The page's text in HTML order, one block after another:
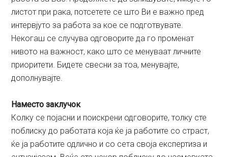
листот при рака, потсетете се што Ви е важно пред
интервјуто за работа за кое се подготвувате.
Некогаш се случува одговорите да го променат
нивото на важност, како што се менуваат личните
приоритети. Бидете свесни за тоа, менувајте,
дополнувајте.
Наместо заклучок
Колку се појасни и поискрени одговорите, толку сте
поблиску до работата која ќе ја работите со страст,
ќе ја работите одлично и со сета своја експертиза и